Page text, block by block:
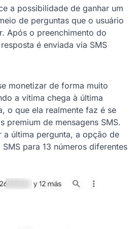
a possibilidade de ganhar um
de perguntas que o usuário
Após o preenchimento do
é enviada via SMS
monetizar de forma muito
a vítima chega à última
o que ela realmente faz é se
premium de mensagens SMS.
a última pergunta, a opção de
para 13 números diferentes